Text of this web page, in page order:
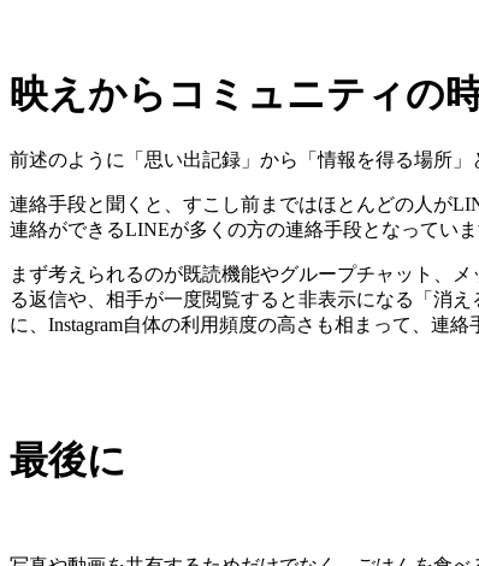
映えからコミュニティの
前述のように「思い出記録」から「情報を得る場所」
連絡手段と聞くと、すこし前まではほとんどの人が
連絡ができるLINEが多くの方の連絡手段となってい
まず考えられるのが既読機能やグループチャット、
る返信や、相手が一度閲覧すると非表示になる「消
に、Instagram自体の利用頻度の高さも相まって、連
最後に